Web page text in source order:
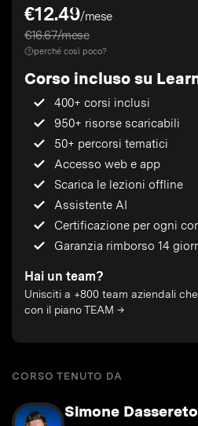
€12.49/mese
€16.67/mese
perché così poco?
Corso incluso su
400+ corsi inclusi
950+ risorse scaricabili
50+ percorsi tematici
Accesso web e app
Scarica le lezioni offline
Assistente AI
Certificazione per ogni
Garanzia rimborso 14
Hai un team?
Unisciti a +800 team aziendali
con il piano TEAM →
CORSO TENUTO DA
Simone Dassereto